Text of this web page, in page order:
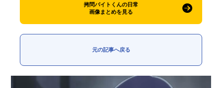
拷問バイトくんの日常
画像まとめを見る
元の記事へ戻る